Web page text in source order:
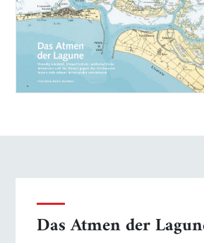
Das Atmen der